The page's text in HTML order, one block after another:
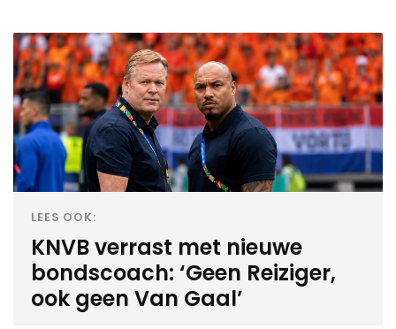
LEES OOK:
KNVB verrast met nieuwe
bondscoach: ‘Geen Reiziger,
ook geen Van Gaal’